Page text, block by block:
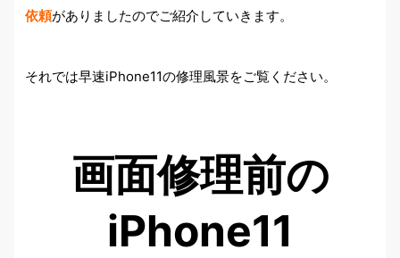
依頼がありましたのでご紹介していきます。
それでは早速iPhone11の修理風景をご覧ください。
画面修理前の
iPhone11